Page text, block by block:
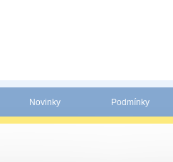
Novinky Podmínky